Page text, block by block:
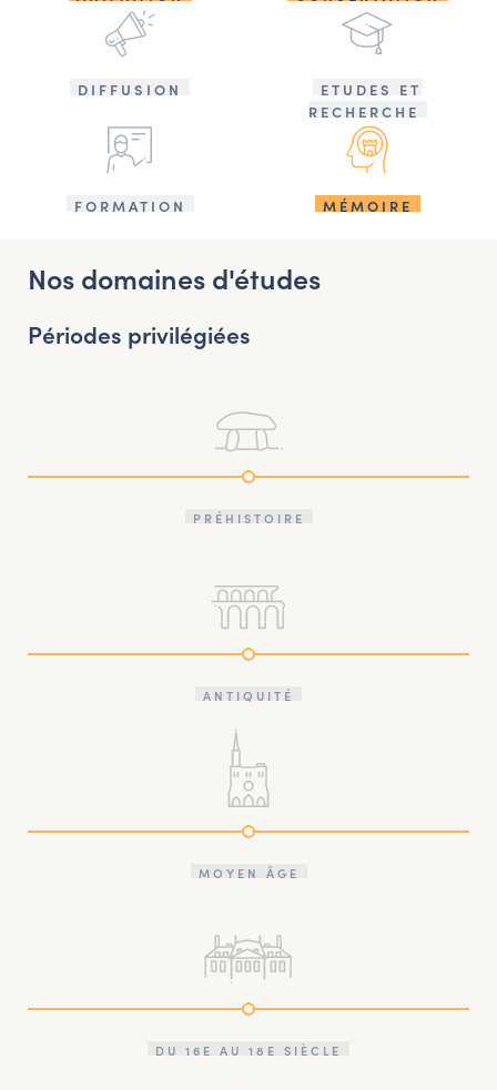
DIFFUSION
ETUDES ET
RECHERCHE
FORMATION MÉMOIRE
Nos domaines d'études
Périodes privilégiées
PRÉHISTOIRE
ANTIQUITÉ
MOYEN ÂGE
DU 16E AU 18E SIÈCLE